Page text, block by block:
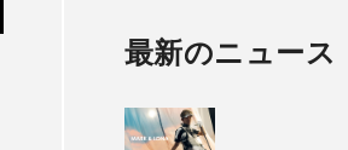
最新のニュース